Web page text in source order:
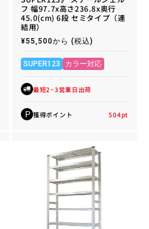
フ 幅97.7x高さ236.8x奥行
45.0(cm) 6段 セミタイプ（連
結用）
通
価
格
¥55,500から (税込)
SUPER123 カラー対応
最短2~3営業日出荷
P 獲得ポイント 504pt